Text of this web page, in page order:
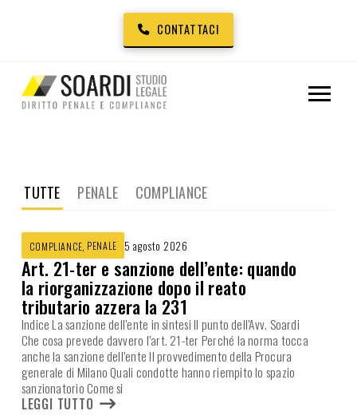
CONTATTACI
TUTTE PENALE COMPLIANCE
COMPLIANCE, PENALE 5 agosto 2026
Art. 21-ter e sanzione dell’ente: quando
la riorganizzazione dopo il reato
tributario azzera la 231
Indice La sanzione dell’ente in sintesi Il punto dell’Avv. Soardi
Che cosa prevede davvero l’art. 21-ter Perché la norma tocca
anche la sanzione dell’ente Il provvedimento della Procura
generale di Milano Quali condotte hanno riempito lo spazio
sanzionatorio Come si
LEGGI TUTTO